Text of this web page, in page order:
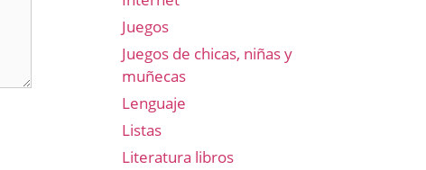
Juegos
Juegos de chicas, niñas y
muñecas
Lenguaje
Listas
Literatura libros